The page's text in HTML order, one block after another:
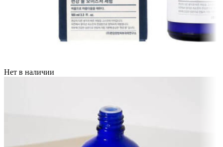
Нет в наличии